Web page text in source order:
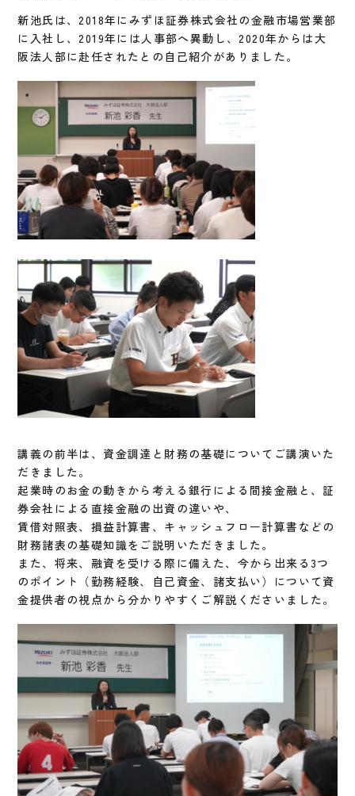
新池氏は、2018年にみずほ証券株式会社の金融市場営業部
に入社し、2019年には人事部へ異動し、2020年からは大
阪法人部に赴任されたとの自己紹介がありました。
講義の前半は、資金調達と財務の基礎についてご講演いた
だきました。
起業時のお金の動きから考える銀行による間接金融と、証
券会社による直接金融の出資の違いや、
賃借対照表、損益計算書、キャッシュフロー計算書などの
財務諸表の基礎知識をご説明いただきました。
また、将来、融資を受ける際に備えた、今から出来る3つ
のポイント（勤務経験、自己資金、諸支払い）について資
金提供者の視点から分かりやすくご解説くださいました。